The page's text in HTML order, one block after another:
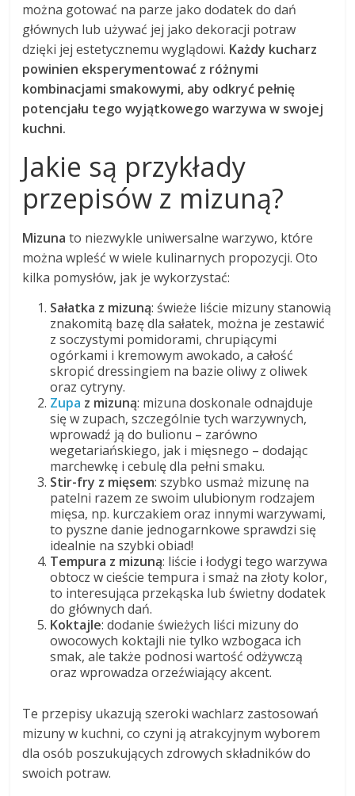
można gotować na parze jako dodatek do dań
głównych lub używać jej jako dekoracji potraw
dzięki jej estetycznemu wyglądowi. Każdy kucharz
powinien eksperymentować z różnymi
kombinacjami smakowymi, aby odkryć pełnię
potencjału tego wyjątkowego warzywa w swojej
kuchni.
Jakie są przykłady
przepisów z mizuną?
Mizuna to niezwykle uniwersalne warzywo, które
można wpleść w wiele kulinarnych propozycji. Oto
kilka pomysłów, jak je wykorzystać:
Sałatka z mizuną: świeże liście mizuny stanowią
znakomitą bazę dla sałatek, można je zestawić
z soczystymi pomidorami, chrupiącymi
ogórkami i kremowym awokado, a całość
skropić dressingiem na bazie oliwy z oliwek
oraz cytryny.
Zupa z mizuną: mizuna doskonale odnajduje
się w zupach, szczególnie tych warzywnych,
wprowadź ją do bulionu – zarówno
wegetariańskiego, jak i mięsnego – dodając
marchewkę i cebulę dla pełni smaku.
Stir-fry z mięsem: szybko usmaż mizunę na
patelni razem ze swoim ulubionym rodzajem
mięsa, np. kurczakiem oraz innymi warzywami,
to pyszne danie jednogarnkowe sprawdzi się
idealnie na szybki obiad!
Tempura z mizuną: liście i łodygi tego warzywa
obtocz w cieście tempura i smaż na złoty kolor,
to interesująca przekąska lub świetny dodatek
do głównych dań.
Koktajle: dodanie świeżych liści mizuny do
owocowych koktajli nie tylko wzbogaca ich
smak, ale także podnosi wartość odżywczą
oraz wprowadza orzeźwiający akcent.
Te przepisy ukazują szeroki wachlarz zastosowań
mizuny w kuchni, co czyni ją atrakcyjnym wyborem
dla osób poszukujących zdrowych składników do
swoich potraw.